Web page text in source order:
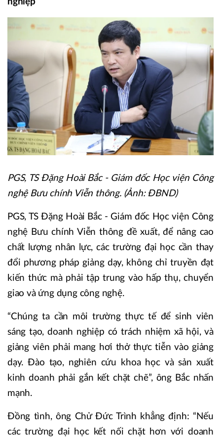
nghiệp
PGS, TS Đặng Hoài Bắc - Giám đốc Học viện Công
nghệ Bưu chính Viễn thông. (Ảnh: ĐBND)
PGS, TS Đặng Hoài Bắc - Giám đốc Học viện Công
nghệ Bưu chính Viễn thông đề xuất, để nâng cao
chất lượng nhân lực, các trường đại học cần thay
đổi phương pháp giảng dạy, không chỉ truyền đạt
kiến thức mà phải tập trung vào hấp thụ, chuyển
giao và ứng dụng công nghệ.
“Chúng ta cần môi trường thực tế để sinh viên
sáng tạo, doanh nghiệp có trách nhiệm xã hội, và
giảng viên phải mang hơi thở thực tiễn vào giảng
dạy. Đào tạo, nghiên cứu khoa học và sản xuất
kinh doanh phải gắn kết chặt chẽ”, ông Bắc nhấn
mạnh.
Đồng tình, ông Chử Đức Trình khẳng định: “Nếu
các trường đại học kết nối chặt hơn với doanh